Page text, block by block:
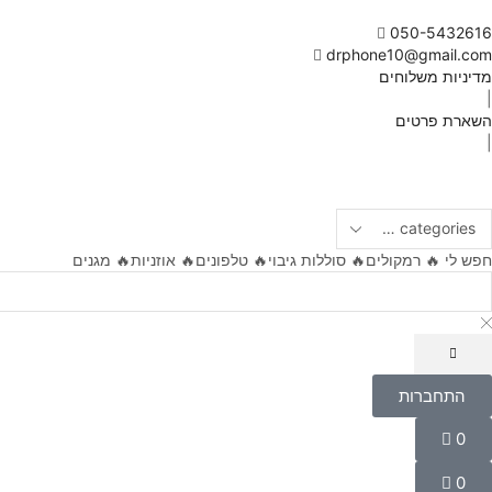
050-5432616
drphone10@gmail.com
מדיניות משלוחים
השארת פרטים
חפש לי 🔥 רמקולים🔥 סוללות גיבוי🔥 טלפונים🔥 אוזניות🔥 מגנים
שם משתמש או כתובת אימייל
התחברות
0
0